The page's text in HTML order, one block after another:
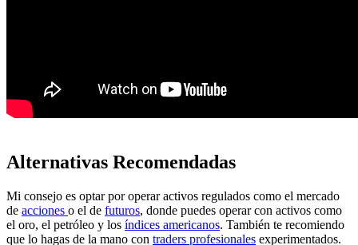
Alternativas Recomendadas
Mi consejo es optar por operar activos regulados como el mercado
de acciones o el de futuros, donde puedes operar con activos como
el oro, el petróleo y los índices americanos. También te recomiendo
que lo hagas de la mano con traders profesionales experimentados.